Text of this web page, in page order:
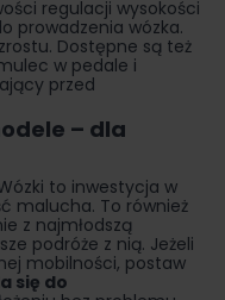
regulacji wysokości
prowadzenia wózka.
Dostępne są też
w pedale i
przed
– dla
to inwestycja w
malucha. To również
z najmłodszą
podróże z nią. Jeżeli
mobilności, postaw
się do